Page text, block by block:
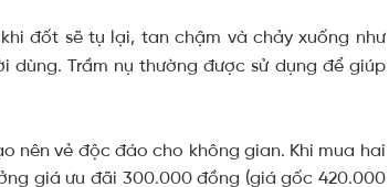
đốt sẽ tụ lại, tan chậm và chảy xuống như
Trầm nụ thường được sử dụng để giúp